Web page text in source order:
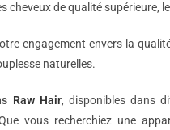
cheveux de qualité supérieure, le
engagement envers la
naturelles.
Raw Hair, disponibles dans
vous recherchiez une